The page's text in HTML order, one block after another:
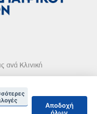
ανά Κλινική
Αποδοχή